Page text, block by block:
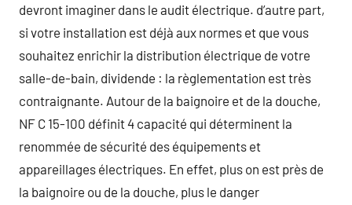
devront imaginer dans le audit électrique. d’autre part,
si votre installation est déjà aux normes et que vous
souhaitez enrichir la distribution électrique de votre
salle-de-bain, dividende : la règlementation est très
contraignante. Autour de la baignoire et de la douche,
NF C 15-100 définit 4 capacité qui déterminent la
renommée de sécurité des équipements et
appareillages électriques. En effet, plus on est près de
la baignoire ou de la douche, plus le danger